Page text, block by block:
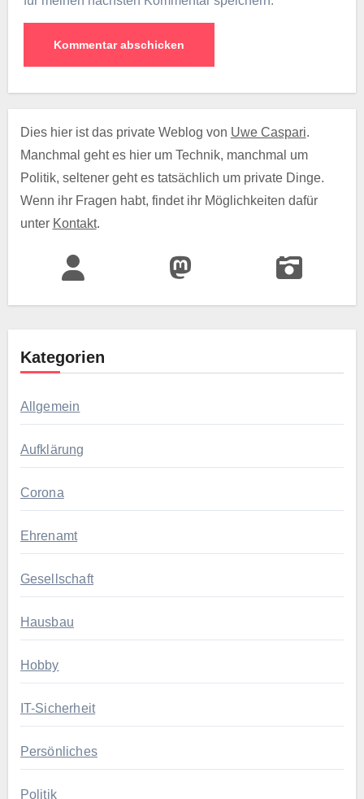
Dies hier ist das private Weblog von Uwe Caspari.
Manchmal geht es hier um Technik, manchmal um
Politik, seltener geht es tatsächlich um private Dinge.
Wenn ihr Fragen habt, findet ihr Möglichkeiten dafür
unter Kontakt.
Kategorien
Allgemein
Aufklärung
Corona
Ehrenamt
Gesellschaft
Hausbau
Hobby
IT-Sicherheit
Persönliches
Politik